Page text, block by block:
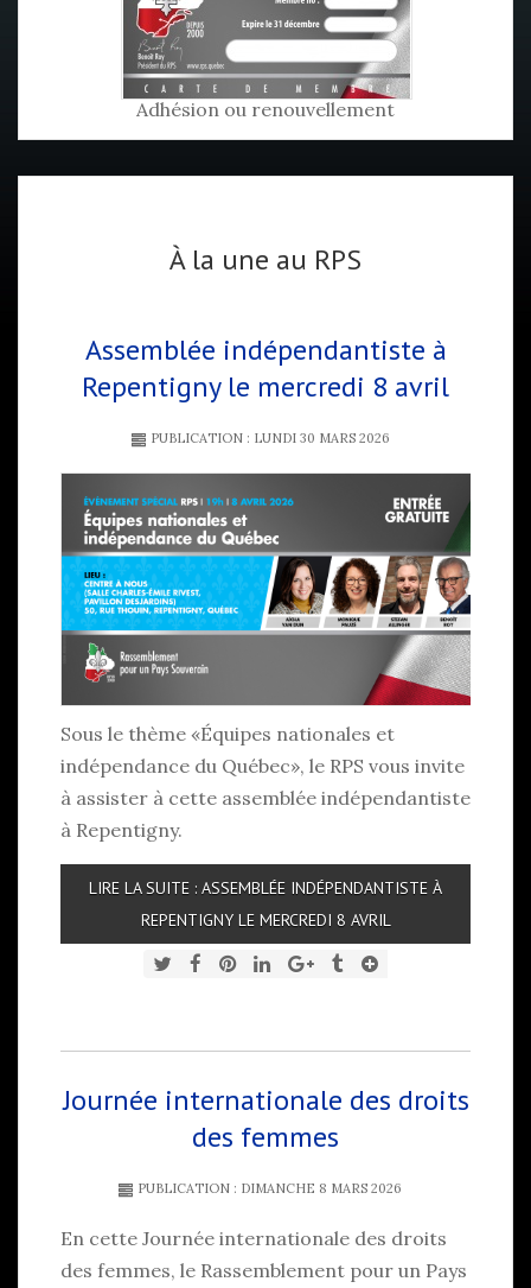
Adhésion ou renouvellement
À la une au RPS
Assemblée indépendantiste à
Repentigny le mercredi 8 avril
PUBLICATION : LUNDI 30 MARS 2026
Sous le thème «Équipes nationales et
indépendance du Québec», le RPS vous invite
à assister à cette assemblée indépendantiste
à Repentigny.
LIRE LA SUITE : ASSEMBLÉE INDÉPENDANTISTE À
REPENTIGNY LE MERCREDI 8 AVRIL
Journée internationale des droits
des femmes
PUBLICATION : DIMANCHE 8 MARS 2026
En cette Journée internationale des droits
des femmes, le Rassemblement pour un Pays